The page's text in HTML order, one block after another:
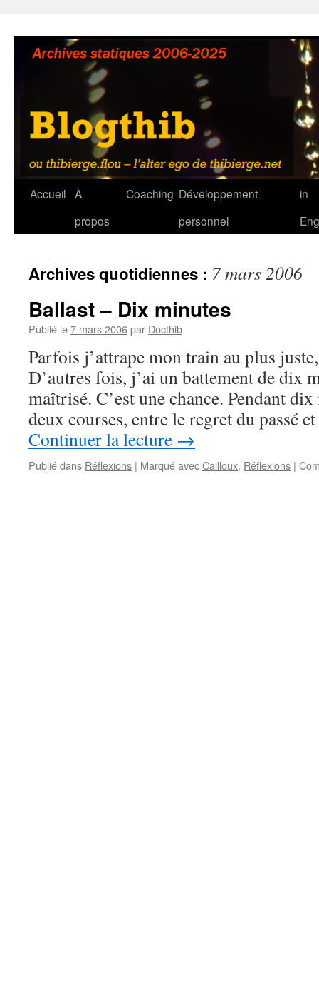
contenu
Accueil À
propos
Coaching Développement
personnel
in
Archives quotidiennes : 7 mars 2006
Ballast – Dix minutes
Publié le7 mars 2006par Docthib
Parfois j’attrape mon train au plus
D’autres fois, j’ai un battement de dix
maîtrisé. C’est une chance. Pendant
deux courses, entre le regret du passé
Continuer la lecture →
Publié dans Réflexions | Marqué avecCailloux, Réflexions |